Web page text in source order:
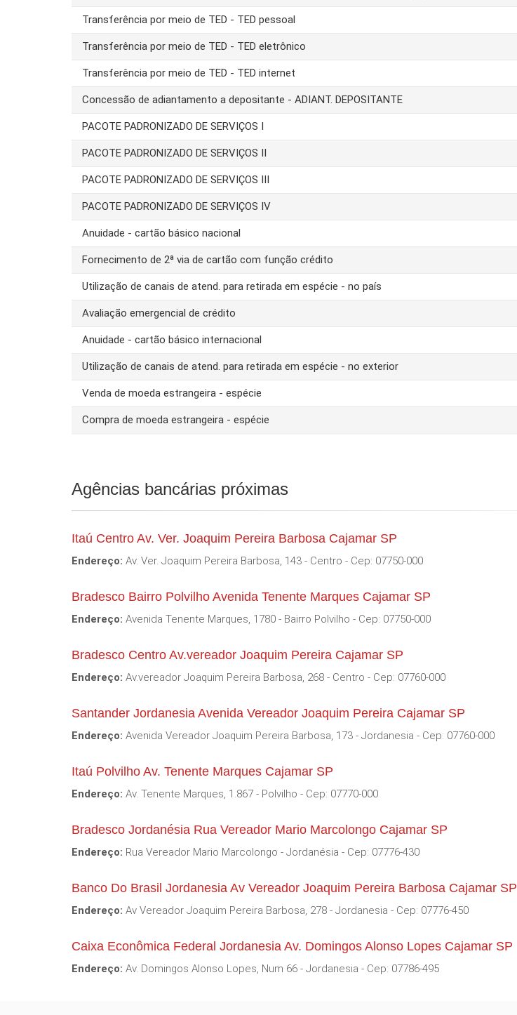
Transferência por meio de TED - TED pessoal
Transferência por meio de TED - TED eletrônico
Transferência por meio de TED - TED internet
Concessão de adiantamento a depositante - ADIANT. DEPOSITANTE
PACOTE PADRONIZADO DE SERVIÇOS I
PACOTE PADRONIZADO DE SERVIÇOS II
PACOTE PADRONIZADO DE SERVIÇOS III
PACOTE PADRONIZADO DE SERVIÇOS IV
Anuidade - cartão básico nacional
Fornecimento de 2ª via de cartão com função crédito
Utilização de canais de atend. para retirada em espécie - no país
Avaliação emergencial de crédito
Anuidade - cartão básico internacional
Utilização de canais de atend. para retirada em espécie - no exterior
Venda de moeda estrangeira - espécie
Compra de moeda estrangeira - espécie
Agências bancárias próximas
Itaú Centro Av. Ver. Joaquim Pereira Barbosa Cajamar SP
Endereço: Av. Ver. Joaquim Pereira Barbosa, 143 - Centro - Cep: 07750-000
Bradesco Bairro Polvilho Avenida Tenente Marques Cajamar SP
Endereço: Avenida Tenente Marques, 1780 - Bairro Polvilho - Cep: 07750-000
Bradesco Centro Av.vereador Joaquim Pereira Cajamar SP
Endereço: Av.vereador Joaquim Pereira Barbosa, 268 - Centro - Cep: 07760-000
Santander Jordanesia Avenida Vereador Joaquim Pereira Cajamar SP
Endereço: Avenida Vereador Joaquim Pereira Barbosa, 173 - Jordanesia - Cep: 07760-000
Itaú Polvilho Av. Tenente Marques Cajamar SP
Endereço: Av. Tenente Marques, 1.867 - Polvilho - Cep: 07770-000
Bradesco Jordanésia Rua Vereador Mario Marcolongo Cajamar SP
Endereço: Rua Vereador Mario Marcolongo - Jordanésia - Cep: 07776-430
Banco Do Brasil Jordanesia Av Vereador Joaquim Pereira Barbosa Cajamar SP
Endereço: Av Vereador Joaquim Pereira Barbosa, 278 - Jordanesia - Cep: 07776-450
Caixa Econômica Federal Jordanesia Av. Domingos Alonso Lopes Cajamar SP
Endereço: Av. Domingos Alonso Lopes, Num 66 - Jordanesia - Cep: 07786-495